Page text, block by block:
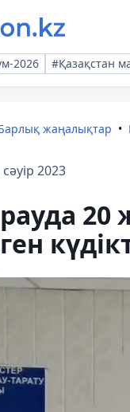
2026 #Қазақстан
жаңалықтар
2023
20